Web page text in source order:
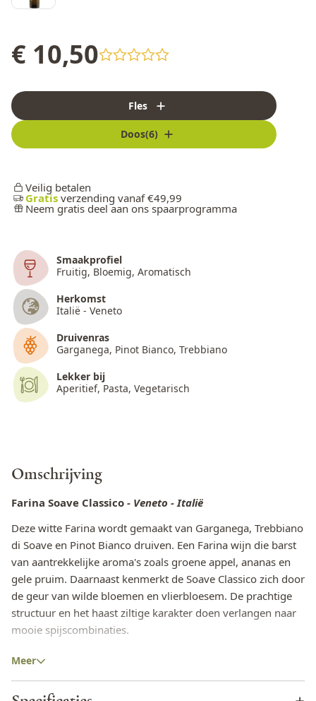
€ 10,50
Fles
Doos(6)
Veilig betalen
Gratis verzending vanaf €49,99
Neem gratis deel aan ons spaarprogramma
Smaakprofiel
Fruitig, Bloemig, Aromatisch
Lekker bij
Aperitief, Pasta, Vegetarisch
Herkomst
Italië - Veneto
Druivenras
Garganega, Pinot Bianco, Trebbiano
Omschrijving
Farina Soave Classico - Veneto - Italië
Deze witte Farina wordt gemaakt van Garganega, Trebbiano
di Soave en Pinot Bianco druiven. Een Farina wijn die barst
van aantrekkelijke aroma's zoals groene appel, ananas en
gele pruim. Daarnaast kenmerkt de Soave Classico zich door
de geur van wilde bloemen en vlierbloesem. De prachtige
structuur en het haast ziltige karakter doen verlangen naar
mooie spijscombinaties.
De lekkerste eettips in combinatie met de Farina
Meer